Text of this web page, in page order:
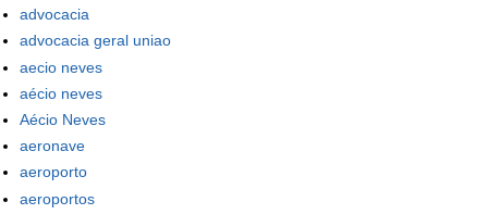
advocacia
advocacia geral uniao
aecio neves
aécio neves
Aécio Neves
aeronave
aeroporto
aeroportos